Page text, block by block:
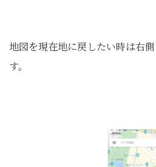
地図を現在地に戻したい時は右
す。